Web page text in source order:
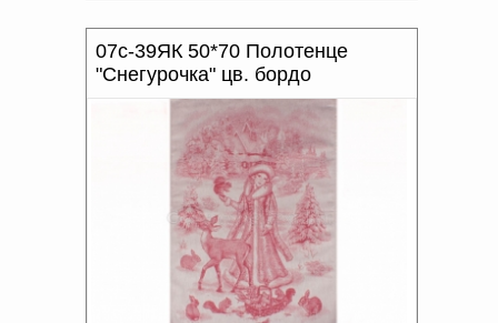
07с-39ЯК 50*70 Полотенце
"Снегурочка" цв. бордо